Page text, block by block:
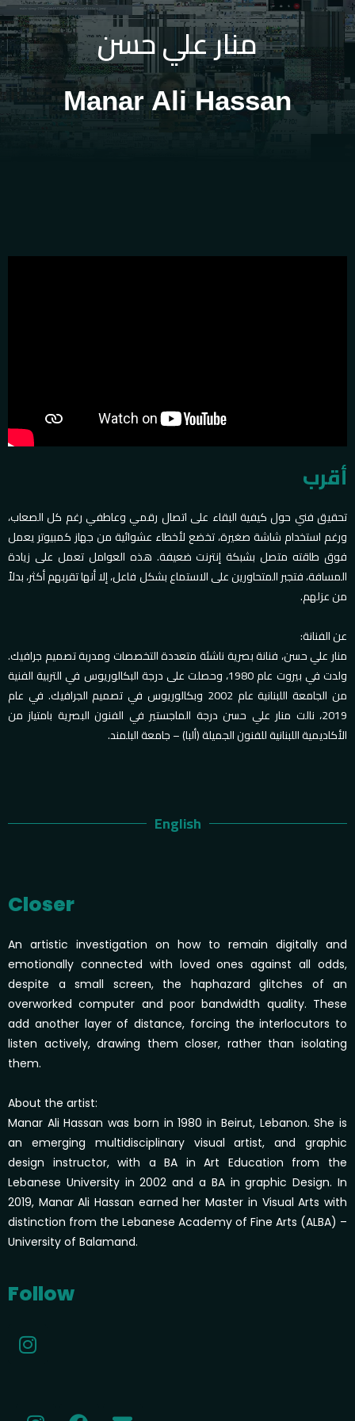
منار علي حسن
Manar Ali Hassan
أقرب
تحقيق فني حول كيفية البقاء على اتصال رقمي وعاطفي رغم كل الصعاب،
ورغم استخدام شاشة صغيرة، تخضع لأخطاء عشوائية من جهاز كمبيوتر يعمل
فوق طاقته متصل بشبكة إنترنت ضعيفة. هذه العوامل تعمل على زيادة
المسافة، فتجبر المتحاورين على الاستماع بشكل فاعل، إلا أنها تقربهم أكثر، بدلاً
من عزلهم.
عن الفنانة:
منار علي حسن، فنانة بصرية ناشئة متعددة التخصصات ومدربة تصميم جرافيك.
ولدت في بيروت عام 1980، وحصلت على درجة البكالوريوس في التربية الفنية
من الجامعة اللبنانية عام 2002 وبكالوريوس في تصميم الجرافيك. في عام
2019، نالت منار علي حسن درجة الماجستير في الفنون البصرية بامتياز من
الأكاديمية اللبنانية للفنون الجميلة (ألبا) – جامعة البلمند.
English
Closer
An artistic investigation on how to remain digitally and
emotionally connected with loved ones against all odds,
despite a small screen, the haphazard glitches of an
overworked computer and poor bandwidth quality. These
add another layer of distance, forcing the interlocutors to
listen actively, drawing them closer, rather than isolating
them.
About the artist:
Manar Ali Hassan was born in 1980 in Beirut, Lebanon. She is
an emerging multidisciplinary visual artist, and graphic
design instructor, with a BA in Art Education from the
Lebanese University in 2002 and a BA in graphic Design. In
2019, Manar Ali Hassan earned her Master in Visual Arts with
distinction from the Lebanese Academy of Fine Arts (ALBA) –
University of Balamand.
Follow